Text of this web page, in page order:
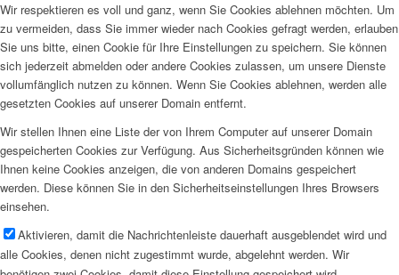
Wir respektieren es voll und ganz, wenn Sie Cookies ablehnen möchten. Um
zu vermeiden, dass Sie immer wieder nach Cookies gefragt werden, erlauben
Sie uns bitte, einen Cookie für Ihre Einstellungen zu speichern. Sie können
sich jederzeit abmelden oder andere Cookies zulassen, um unsere Dienste
vollumfänglich nutzen zu können. Wenn Sie Cookies ablehnen, werden alle
gesetzten Cookies auf unserer Domain entfernt.
Wir stellen Ihnen eine Liste der von Ihrem Computer auf unserer Domain
gespeicherten Cookies zur Verfügung. Aus Sicherheitsgründen können wie
Ihnen keine Cookies anzeigen, die von anderen Domains gespeichert
werden. Diese können Sie in den Sicherheitseinstellungen Ihres Browsers
einsehen.
Aktivieren, damit die Nachrichtenleiste dauerhaft ausgeblendet wird und
alle Cookies, denen nicht zugestimmt wurde, abgelehnt werden. Wir